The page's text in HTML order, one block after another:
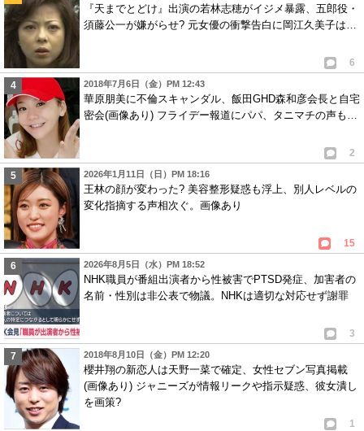
『天までとどけ』出演の若林志穂がイジメ暴露、五郎役・
須藤公一が嫌がらせ? 元女優の衝撃告白に岡江久美子は…
6
2018年7月6日（金）PM 12:43
華原朋美に不倫スキャンダル、飯田GHD森和彦会長と自宅
密会(画像あり) フライデー報道にパパ、タニマチの声も…
2
2026年1月11日（日）PM 18:16
王林の顔が変わった? 美容整形疑惑も浮上、別人レベルの
変化指摘する声相次ぐ。画像あり
15
2026年8月5日（水）PM 18:52
NHK職員が番組出演者から性被害でPTSD発症、加害者の
名前・性別は非公表で物議。NHKは適切な対応せず謝罪
3
2018年8月10日（金）PM 12:20
櫻井翔の新恋人は天野一菜で確定、女性セブン写真掲載
(画像あり) ジャニーズが情報リークや指示疑惑、彼女潰し
を画策?
1